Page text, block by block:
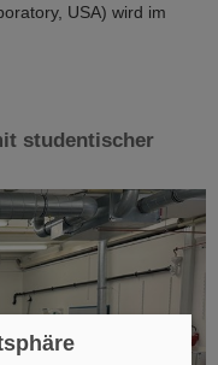
USA) wird im
studentischer